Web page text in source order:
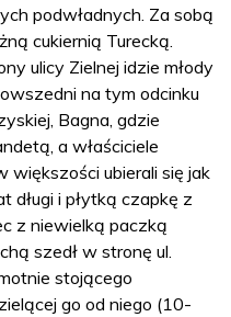
podwładnych. Za sobą
cukiernią Turecką.
ulicy Zielnej idzie młody
na tym odcinku
Bagna, gdzie
a właściciele
ubierali się jak
długi i płytką czapkę z
z niewielką paczką
szedł w stronę ul.
stojącego
go od niego (10-